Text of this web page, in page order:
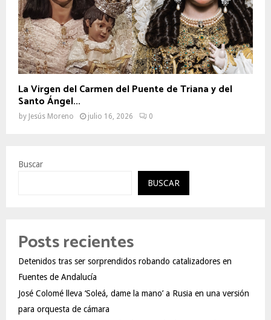
La Virgen del Carmen del Puente de Triana y del
Santo Ángel...
by Jesús Moreno julio 16, 2026 0
Buscar
BUSCAR
Posts recientes
Detenidos tras ser sorprendidos robando catalizadores en
Fuentes de Andalucía
José Colomé lleva ‘Soleá, dame la mano’ a Rusia en una versión
para orquesta de cámara